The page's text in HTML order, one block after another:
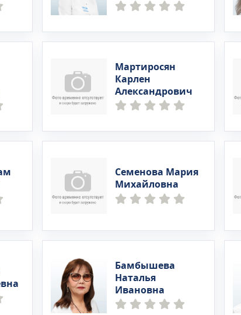
Мартиросян
Карлен
Александрович
Семенова Мария
Михайловна
Бамбышева
Наталья
Ивановна